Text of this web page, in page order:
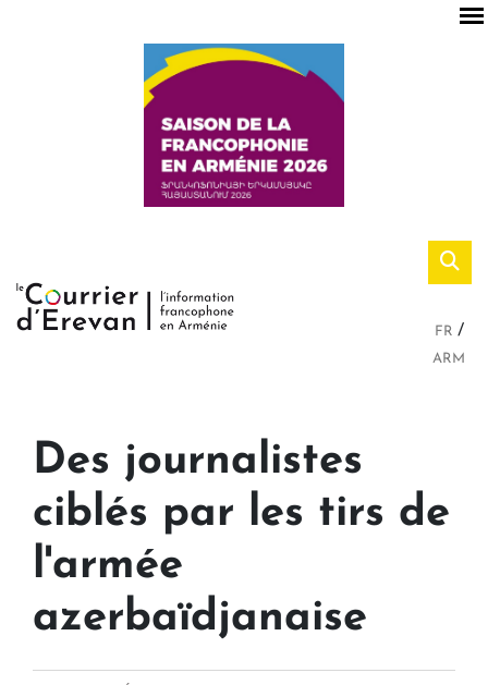
FR
ARM
Des journalistes
ciblés par les tirs de
l'armée
azerbaïdjanaise